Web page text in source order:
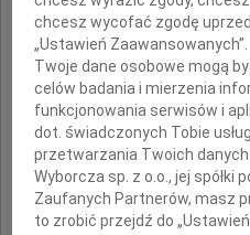
chcesz wycofać zgodę
„Ustawień Zaawansowanych”.
Twoje dane osobowe mogą
celów badania i mierzenia
funkcjonowania serwisów i
dot. świadczonych Tobie
przetwarzania Twoich
Wyborcza sp. z o.o., jej spółki
Zaufanych Partnerów, masz
to zrobić przejdź do